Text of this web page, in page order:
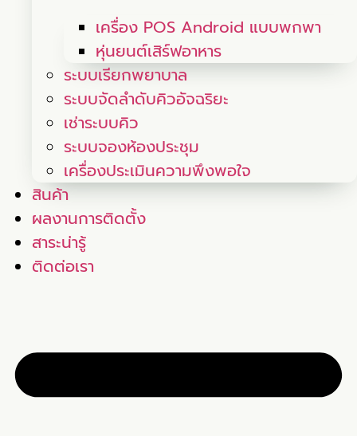
เครื่อง POS Android แบบพกพา
หุ่นยนต์เสิร์ฟอาหาร
ระบบเรียกพยาบาล
ระบบจัดลำดับคิวอัจฉริยะ
เช่าระบบคิว
ระบบจองห้องประชุม
เครื่องประเมินความพึงพอใจ
สินค้า
ผลงานการติดตั้ง
สาระน่ารู้
ติดต่อเรา